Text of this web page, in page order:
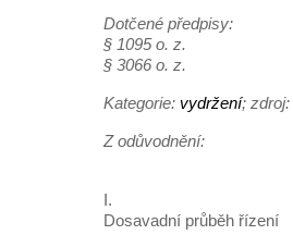
Dotčené předpisy:
§ 1095 o. z.
§ 3066 o. z.
Kategorie: vydržení; zdroj:
Z odůvodnění:
I.
Dosavadní průběh řízení